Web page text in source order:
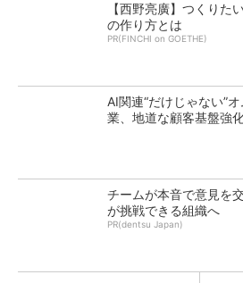
【西野亮廣】つくりた
の作り方とは
PR(FINCHI on GOETHE)
AI関連“だけじゃない”
業、地道な顧客基盤強
チームが本音で意見を
が挑戦できる組織へ
PR(dentsu Japan)